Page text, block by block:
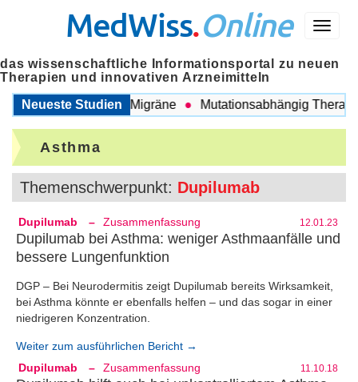
Menü
MedWiss.Online
das wissenschaftliche Informationsportal zu neuen
Therapien und innovativen Arzneimitteln
Neueste Studien
COPD und Migräne Mutationsabhängig Therapie
Asthma
Themenschwerpunkt: Dupilumab
Dupilumab – Zusammenfassung 12.01.23
Dupilumab bei Asthma: weniger Asthmaanfälle und
bessere Lungenfunktion
DGP – Bei Neurodermitis zeigt Dupilumab bereits Wirksamkeit,
bei Asthma könnte er ebenfalls helfen – und das sogar in einer
niedrigeren Konzentration.
Weiter zum ausführlichen Bericht →
Dupilumab
– Zusammenfassung 11.10.18